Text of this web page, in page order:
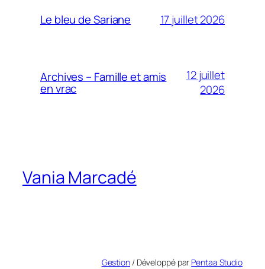
Le bleu de Sariane 17 juillet 2026
Archives – Famille et amis
en vrac
12 juillet
2026
Vania Marcadé
Gestion/ Développé par Pentaa Studio